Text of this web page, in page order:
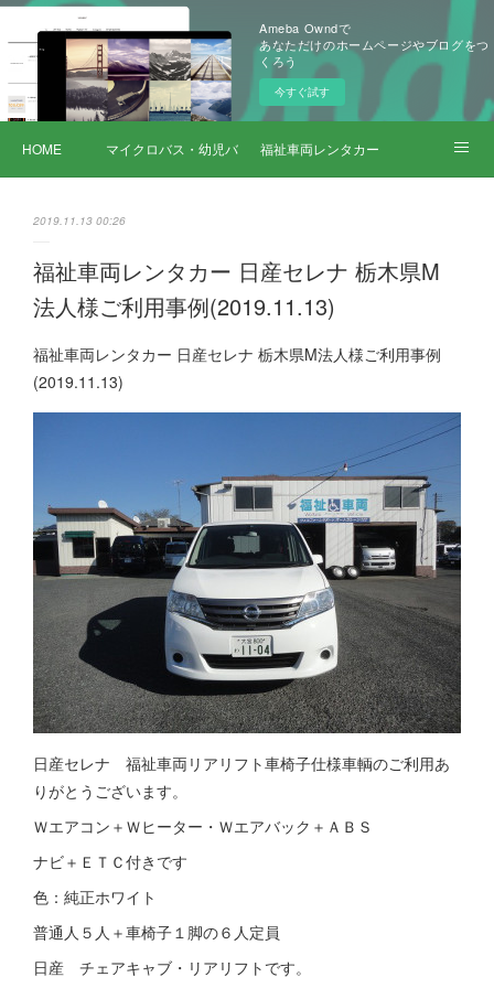
Ameba Owndで
あなただけのホームページやブログをつ
くろう
今すぐ試す
HOME マイクロバス・幼児バス レンタカー福祉車両レンタカー
2019.11.13 00:26
福祉車両レンタカー 日産セレナ 栃木県M
法人様ご利用事例(2019.11.13)
福祉車両レンタカー 日産セレナ 栃木県M法人様ご利用事例
(2019.11.13)
日産セレナ 福祉車両リアリフト車椅子仕様車輌のご利用あ
りがとうございます。
Ｗエアコン＋Ｗヒーター・Ｗエアバック＋ＡＢＳ
ナビ＋ＥＴＣ付きです
色：純正ホワイト
普通人５人＋車椅子１脚の６人定員
日産 チェアキャブ・リアリフトです。